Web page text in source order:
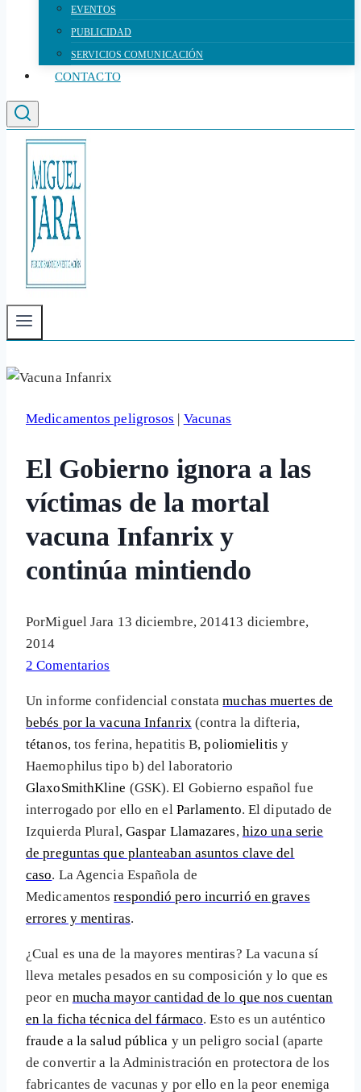
EVENTOS
PUBLICIDAD
SERVICIOS COMUNICACIÓN
CONTACTO
Medicamentos peligrosos Vacunas
El Gobierno ignora a las
víctimas de la mortal
vacuna Infanrix y
continúa mintiendo
PorMiguel Jara 13 diciembre, 201413 diciembre,
2014
2 Comentarios
Un informe confidencial constatamuchas muertes de
bebés por la vacuna Infanrix (contra la difteria,
tétanos, tos ferina, hepatitis B,poliomielitis y
Haemophilus tipo b) del laboratorio
GlaxoSmithKline (GSK). El Gobierno español fue
interrogado por ello en el Parlamento. El diputado de
Izquierda Plural, Gaspar Llamazares, hizo una serie
de preguntas que planteaban asuntos clave del
caso. La Agencia Española de
Medicamentosrespondió pero incurrió en graves
errores y mentiras.
¿Cual es una de la mayores mentiras? La vacuna sí
lleva metales pesados en su composición y lo que es
peor en mucha mayor cantidad de lo que nos cuentan
en la ficha técnica del fármaco. Esto es un auténtico
fraude a la salud pública y un peligro social (aparte
de convertir a la Administración en protectora de los
fabricantes de vacunas y por ello en la peor enemiga